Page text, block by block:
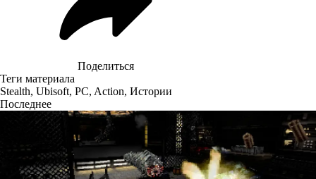
Поделиться
Теги материала
Stealth, Ubisoft, PC, Action, Истории
Последнее